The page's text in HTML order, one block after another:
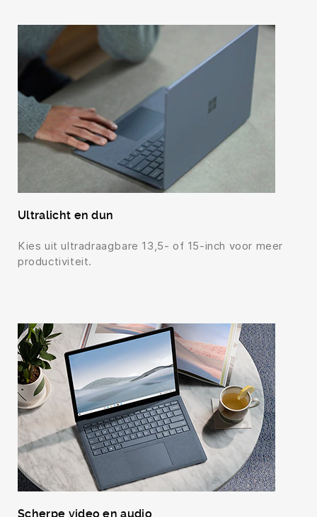
Ultralicht en dun
Kies uit ultradraagbare 13,5- of 15-inch voor meer
productiviteit.
Scherpe video en audio